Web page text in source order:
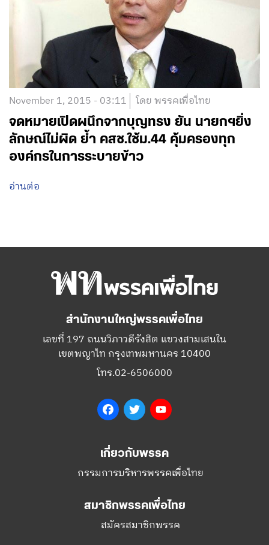
November 1, 2015 - 03:11 โดย พรรคเพื่อไทย
จดหมายเปิดผนึกจากบุญทรง ยัน นายกฯยิ่ง
ลักษณ์ไม่ผิด ย้ำ คสช.ใช้ม.44 คุ้มครองทุก
องค์กรในการระบายข้าว
อ่านต่อ
สำนักงานใหญ่พรรคเพื่อไทย
เลขที่ 197 ถนนวิภาวดีรังสิต แขวงสามเสนใน
เขตพญาไท กรุงเทพมหานคร 10400
โทร.02-6506000
FacebookTwitter
เกี่ยวกับพรรค
กรรมการบริหารพรรคเพื่อไทย
สมาชิกพรรคเพื่อไทย
สมัครสมาชิกพรรค